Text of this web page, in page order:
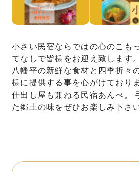
小さい民宿ならではの心のこも
てなしで皆様をお迎え致します。
八幡平の新鮮な食材と四季折々
様に提供する事を心がけており
仕出し屋も兼ねる民宿あんべ。
た郷土の味をぜひお楽しみ下さ